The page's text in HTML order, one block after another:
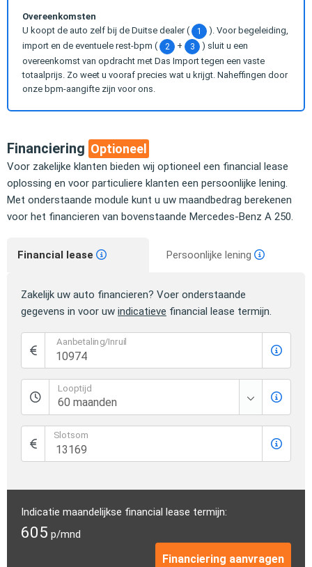
Overeenkomsten
U koopt de auto zelf bij de Duitse dealer (
1
). Voor begeleiding,
import en de eventuele rest-bpm (
2 + 3
) sluit u een
overeenkomst van opdracht met Das Import tegen een vaste
totaalprijs. Zo weet u vooraf precies wat u krijgt. Naheffingen door
onze bpm-aangifte zijn voor ons.
Financiering Optioneel
Voor zakelijke klanten bieden wij optioneel een financial lease
oplossing en voor particuliere klanten een persoonlijke lening.
Met onderstaande module kunt u uw maandbedrag berekenen
voor het financieren van bovenstaande Mercedes-Benz A 250.
Financial lease Persoonlijke lening
Zakelijk uw auto financieren? Voer onderstaande
gegevens in voor uw indicatieve financial lease termijn.
Aanbetaling/Inruil
Looptijd
Slotsom
Indicatie maandelijkse financial lease termijn:
605 p/mnd
Financiering aanvragen